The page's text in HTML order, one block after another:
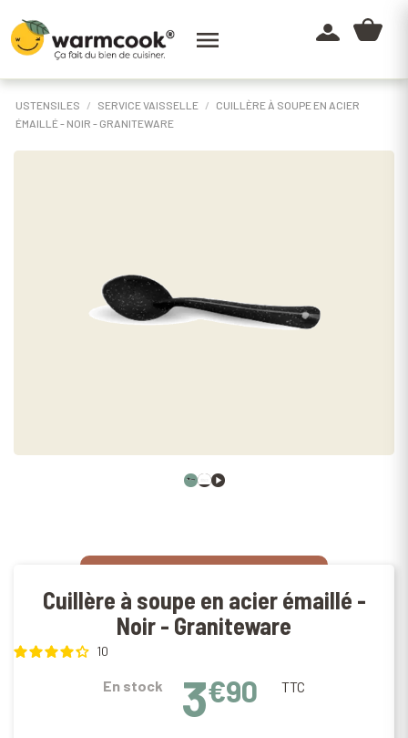

USTENSILES SERVICE VAISSELLE
CUILLÈRE À SOUPE EN ACIER
ÉMAILLÉ - NOIR - GRANITEWARE
Cuillère à soupe en acier émaillé -
Noir - Graniteware
10
En stock 3€90 TTC